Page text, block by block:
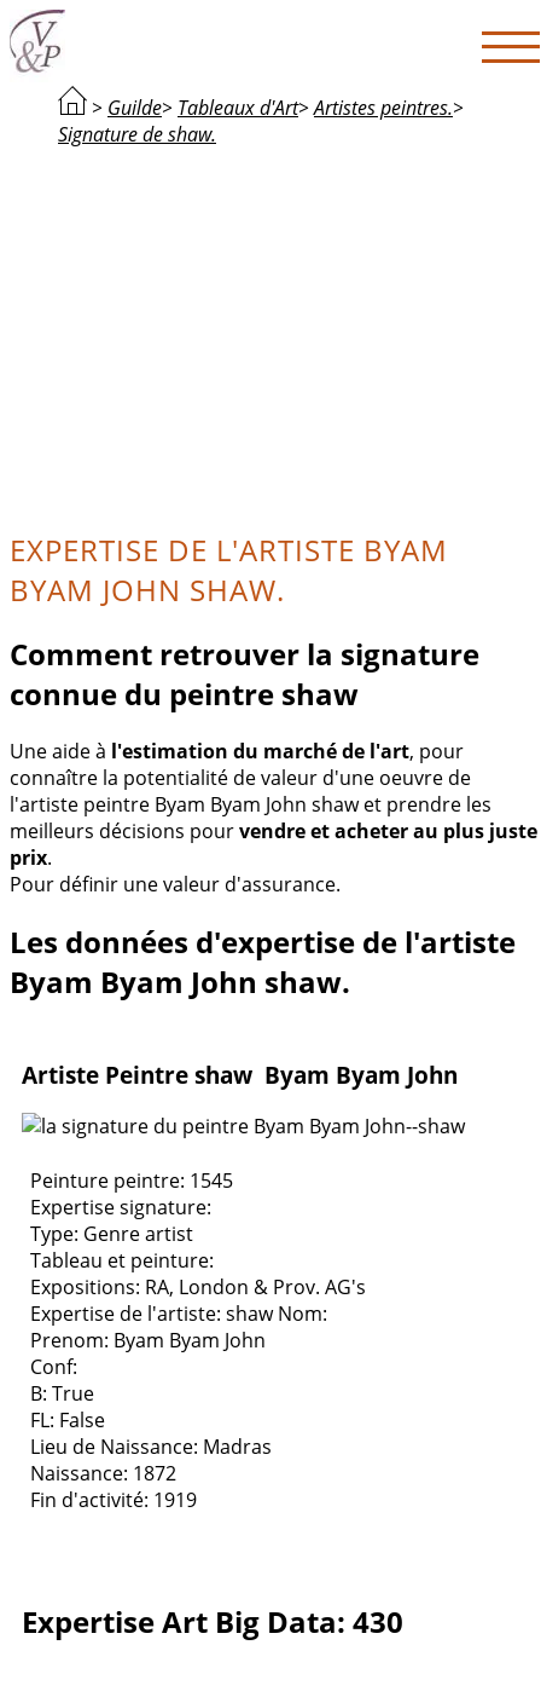
> Guilde> Tableaux d'Art>Artistes peintres.>
Signature de shaw.
EXPERTISE DE L'ARTISTE BYAM
BYAM JOHN SHAW.
Comment retrouver la signature
connue du peintre shaw
Une aide à l'estimation du marché de l'art, pour
connaître la potentialité de valeur d'une oeuvre de
l'artiste peintre Byam Byam John shaw et prendre les
meilleurs décisions pourvendre et acheter au plus juste
prix.
Pour définir une valeur d'assurance.
Les données d'expertise de l'artiste
Byam Byam John shaw.
Artiste Peintre shaw Byam Byam John
Peinture peintre: 1545
Expertise signature:
Type: Genre artist
Tableau et peinture:
Expositions: RA, London & Prov. AG's
Expertise de l'artiste: shawNom:
Prenom: Byam Byam John
Conf:
B: True
FL: False
Lieu de Naissance: Madras
Naissance: 1872
Fin d'activité: 1919
Expertise Art Big Data: 430